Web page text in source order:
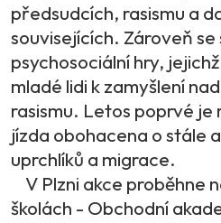
předsudcích, rasismu a
souvisejících. Zároveň
psychosociální hry,
mladé lidi k zamyšlení
rasismu. Letos poprvé je
jízda obohacena o stále
uprchlíků a migrace.
V Plzni akce proběhne
školách - Obchodní